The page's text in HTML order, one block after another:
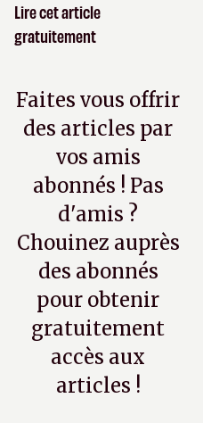
Lire cet article
gratuitement
Faites vous offrir
des articles par
vos amis
abonnés ! Pas
d'amis ?
Chouinez auprès
des abonnés
pour obtenir
gratuitement
accès aux
articles !